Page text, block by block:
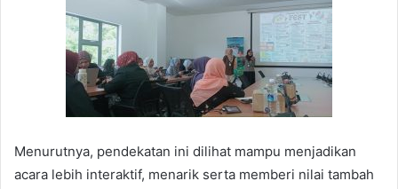
Menurutnya, pendekatan ini dilihat mampu menjadikan
acara lebih interaktif, menarik serta memberi nilai tambah